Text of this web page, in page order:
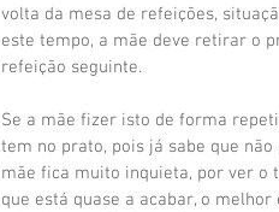
volta da mesa de refeições,
este tempo, a mãe deve retirar o
refeição seguinte.
Se a mãe fizer isto de forma
tem no prato, pois já sabe que
mãe fica muito inquieta, por ver o
que está quase a acabar, o